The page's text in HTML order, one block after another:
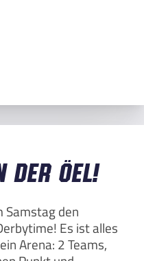
ÖEL!
Samstag den
Es ist alles
Arena: 2 Teams,